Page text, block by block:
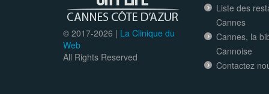
© 2017-2026 | La Clinique du
Web
All Rights Reserved
Liste des
Cannes
Cannes, la
Cannoise
Contactez